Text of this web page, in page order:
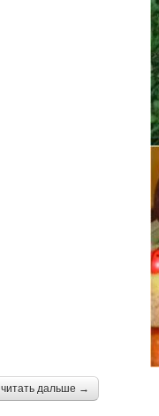
читать дальше →